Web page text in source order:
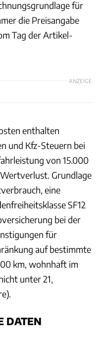
für
die Preisangabe
Tag der Artikel-
ANZEIGE
enthalten
und Kfz-Steuern bei
von 15.000
Grundlage
eine
SF12
bei der
für
auf bestimmte
km, wohnhaft im
unter 21,
DATEN